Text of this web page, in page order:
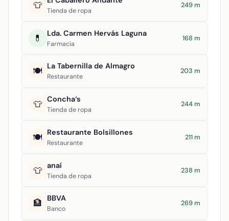
👕 Tienda de ropa
249 m
💊 Lda. Carmen Hervás Laguna
Farmacia
168 m
🍽️ La Tabernilla de Almagro
Restaurante
203 m
👕 Concha‘s
Tienda de ropa
244 m
🍽️ Restaurante Bolsillones
Restaurante
211 m
👕 anaí
Tienda de ropa
238 m
🏦 BBVA
Banco
269 m